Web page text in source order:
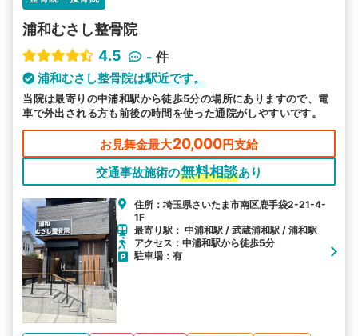
浦和むさし整骨院
4.5
- 件
浦和むさし整骨院は駅近です。
当院は最寄りの中浦和駅から徒歩5分の場所にありますので、電
車で外出される方も前後の時間を使った通院がしやすいです。
お見舞金最大20,000円支給
交通事故施術の無料相談あり
住所：埼玉県さいたま市南区鹿手袋2-21-4-
1F
最寄り駅： 中浦和駅 / 武蔵浦和駅 / 浦和駅
アクセス：中浦和駅から徒歩5分
駐車場：有